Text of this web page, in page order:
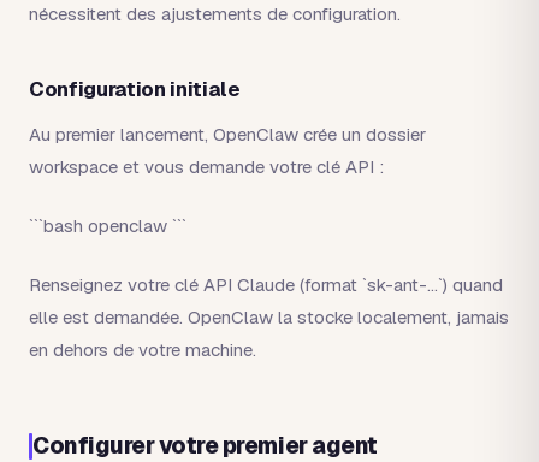
nécessitent des ajustements de configuration.
Configuration initiale
Au premier lancement, OpenClaw crée un dossier
workspace et vous demande votre clé API :
```bash openclaw ```
Renseignez votre clé API Claude (format `sk-ant-...`) quand
elle est demandée. OpenClaw la stocke localement, jamais
en dehors de votre machine.
Configurer votre premier agent